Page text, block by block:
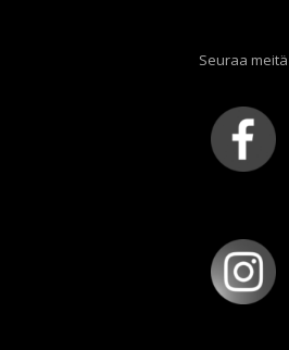
Seuraa meitä